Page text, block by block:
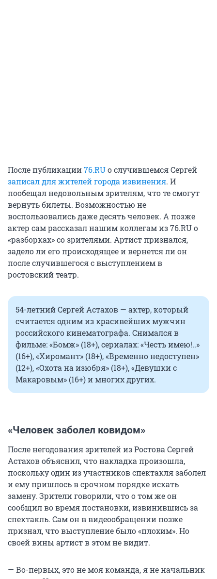
После публикации76.RUо случившемся Сергей
записал для жителей города извинения. И
пообещал недовольным зрителям, что те смогут
вернуть билеты. Возможностью не
воспользовались даже десять человек. А позже
актер сам рассказал нашим коллегам из 76.RU о
«разборках» со зрителями. Артист признался,
задело ли его происходящее и вернется ли он
после случившегося с выступлением в
ростовский театр.
54-летний Сергей Астахов — актер, который
считается одним из красивейших мужчин
российского кинематографа. Снимался в
фильме: «Бомж» (18+), сериалах: «Честь имею!..»
(16+), «Хиромант» (18+), «Временно недоступен»
(12+), «Охота на изюбря» (18+), «Девушки с
Макаровым» (16+) и многих других.
«Человек заболел ковидом»
После негодования зрителей из Ростова Сергей
Астахов объяснил, что накладка произошла,
поскольку один из участников спектакля заболел
и ему пришлось в срочном порядке искать
замену. Зрители говорили, что о том же он
сообщил во время постановки, извинившись за
спектакль. Сам он в видеообращении позже
признал, что выступление было «плохим». Но
своей вины артист в этом не видит.
— Во-первых, это не моя команда, я не начальник